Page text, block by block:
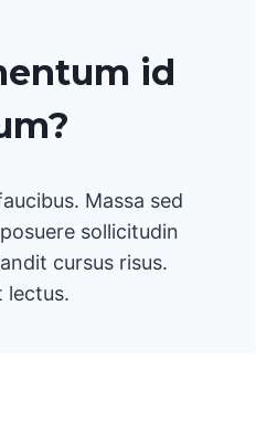
id
Massa sed
sollicitudin
cursus risus.
lectus.